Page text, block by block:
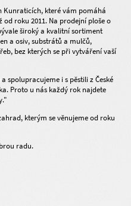
Kunraticích, které vám pomáhá
roku 2011. Na prodejní ploše o
široký a kvalitní sortiment
a osiv, substrátů a mulčů,
bez kterých se při vytváření vaší
spolupracujeme i s pěstili z České
Proto u nás každý rok najdete
kterým se věnujeme od roku
radu.